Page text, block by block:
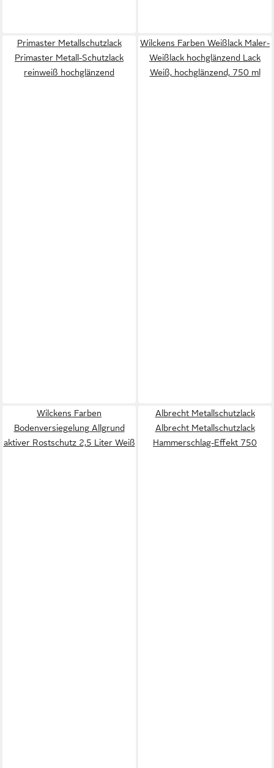
Primaster Metallschutzlack
Primaster Metall-Schutzlack
reinweiß hochglänzend
Wilckens Farben Weißlack Maler-
Weißlack hochglänzend Lack
Weiß, hochglänzend, 750 ml
Wilckens Farben
Bodenversiegelung Allgrund
aktiver Rostschutz 2,5 Liter Weiß
Albrecht Metallschutzlack
Albrecht Metallschutzlack
Hammerschlag-Effekt 750